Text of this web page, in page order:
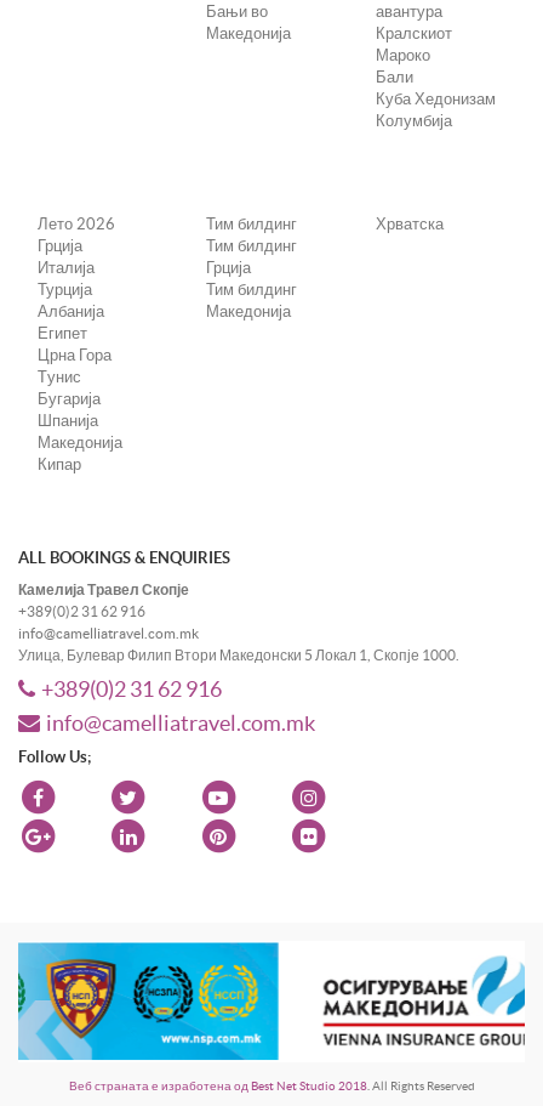
Бањи во
Македонија
авантура
Кралскиот
Мароко
Бали
Куба Хедонизам
Колумбија
Лето 2026
Грција
Италија
Турција
Албанија
Египет
Црна Гора
Tунис
Бугарија
Шпанија
Македонија
Кипар
Тим билдинг
Тим билдинг
Грција
Тим билдинг
Македонија
Хрватска
ALL BOOKINGS & ENQUIRIES
Камелија Травел Скопје
+389(0)2 31 62 916
info@camelliatravel.com.mk
Улица, Булевар Филип Втори Македонски 5 Локал 1, Скопје 1000.
+389(0)2 31 62 916
info@camelliatravel.com.mk
Follow Us;
Веб страната е изработена од Best Net Studio 2018. All Rights Reserved